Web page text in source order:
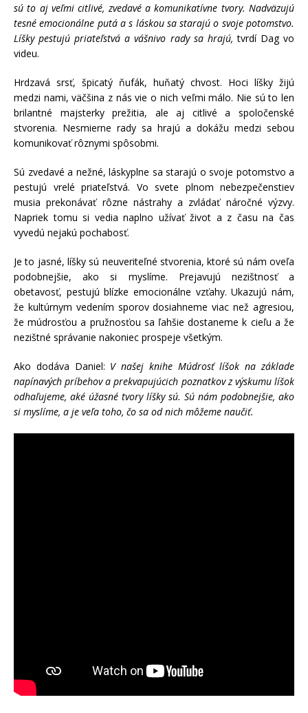
sú to aj veľmi citlivé, zvedavé a komunikatívne tvory. Nadväzujú
tesné emocionálne putá a s láskou sa starajú o svoje potomstvo.
Líšky pestujú priateľstvá a vášnivo rady sa hrajú,tvrdí Dag vo
videu.
Hrdzavá srsť, špicatý ňufák, huňatý chvost. Hoci líšky žijú
medzi nami, väčšina z nás vie o nich veľmi málo. Nie sú to len
brilantné majsterky prežitia, ale aj citlivé a spoločenské
stvorenia. Nesmierne rady sa hrajú a dokážu medzi sebou
komunikovať rôznymi spôsobmi.
Sú zvedavé a nežné, láskyplne sa starajú o svoje potomstvo a
pestujú vrelé priateľstvá. Vo svete plnom nebezpečenstiev
musia prekonávať rôzne nástrahy a zvládať náročné výzvy.
Napriek tomu si vedia naplno užívať život a z času na čas
vyvedú nejakú pochabosť.
Je to jasné, líšky sú neuveriteľné stvorenia, ktoré sú nám oveľa
podobnejšie, ako si myslíme. Prejavujú nezištnosť a
obetavosť, pestujú blízke emocionálne vzťahy. Ukazujú nám,
že kultúrnym vedením sporov dosiahneme viac než agresiou,
že múdrosťou a pružnosťou sa ľahšie dostaneme k cieľu a že
nezištné správanie nakoniec prospeje všetkým.
Ako dodáva Daniel: V našej knihe Múdrosť líšok na základe
napínavých príbehov a prekvapujúcich poznatkov z výskumu líšok
odhaľujeme, aké úžasné tvory líšky sú. Sú nám podobnejšie, ako
si myslíme, a je veľa toho, čo sa od nich môžeme naučiť.